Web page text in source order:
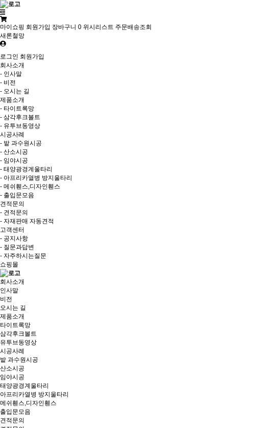
마이쇼핑 회원가입 장바구니 0 위시리스트 주문배송조회
새론철망
로그인 회원가입
회사소개
- 인사말
- 비전
- 오시는 길
제품소개
- 타이트록망
- 삼각후크볼트
- 유투브동영상
시공사례
- 밭 과수원시공
- 산소시공
- 임야시공
- 태양광경계울타리
- 아프리카열병 방지울타리
- 메쉬휀스,디자인휀스
- 출입문모음
견적문의
- 견적문의
- 자재판매 자동견적
고객센터
- 공지사항
- 질문과답변
- 자주하시는질문
쇼핑몰
회사소개
인사말
비전
오시는 길
제품소개
타이트록망
삼각후크볼트
유투브동영상
시공사례
밭 과수원시공
산소시공
임야시공
태양광경계울타리
아프리카열병 방지울타리
메쉬휀스,디자인휀스
출입문모음
견적문의